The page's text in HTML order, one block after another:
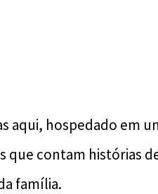
aqui, hospedado em
que contam histórias
família.